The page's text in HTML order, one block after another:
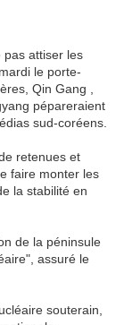
pas attiser les
le porte-
Qin Gang ,
pépareraient
sud-coréens.
retenues et
faire monter les
la stabilité en
de la péninsule
assuré le
souterain,